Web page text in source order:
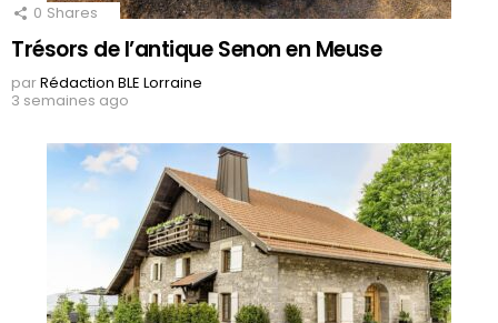
0 Shares
Trésors de l’antique Senon en Meuse
parRédaction BLE Lorraine
3 semaines ago